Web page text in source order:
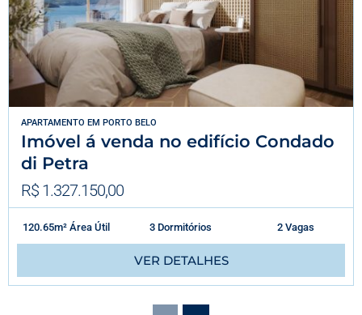
APARTAMENTO EM PORTO BELO
Imóvel á venda no edifício Condado
di Petra
R$ 1.327.150,00
120.65m² Área Útil 3 Dormitórios 2 Vagas
VER DETALHES